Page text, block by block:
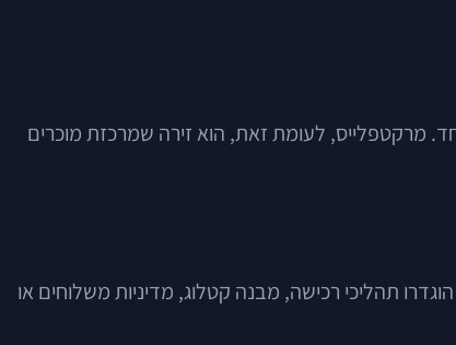
מרקטפלייס, לעומת זאת, הוא זירה שמרכזת מוכרים
תהליכי רכישה, מבנה קטלוג, מדיניות משלוחים או